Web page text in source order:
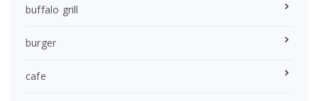
buffalo grill
burger
cafe